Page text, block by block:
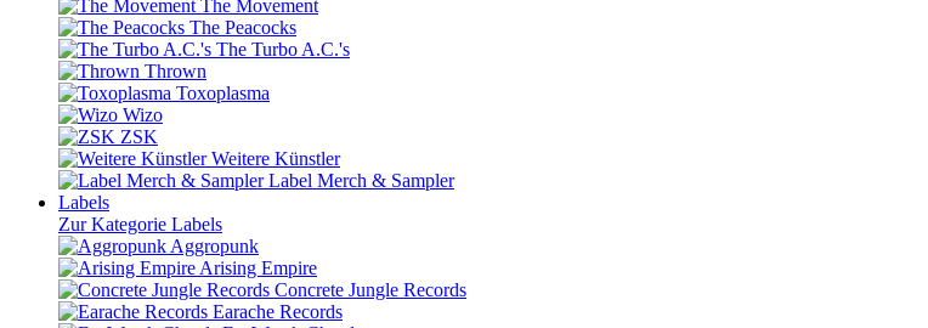
The Movement
The Peacocks
The Turbo A.C.'s
Thrown
Toxoplasma
Wizo
ZSK
Weitere Künstler
Label Merch & Sampler
Labels
Zur Kategorie Labels
Aggropunk
Arising Empire
Concrete Jungle Records
Earache Records